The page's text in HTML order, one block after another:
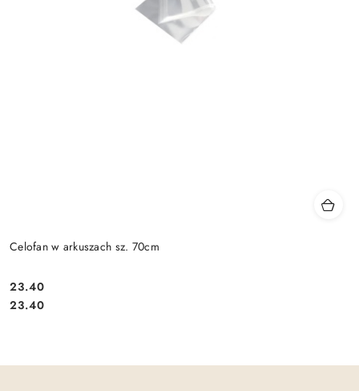
Celofan w arkuszach sz. 70cm
Cena:
23.40
Cena:
23.40